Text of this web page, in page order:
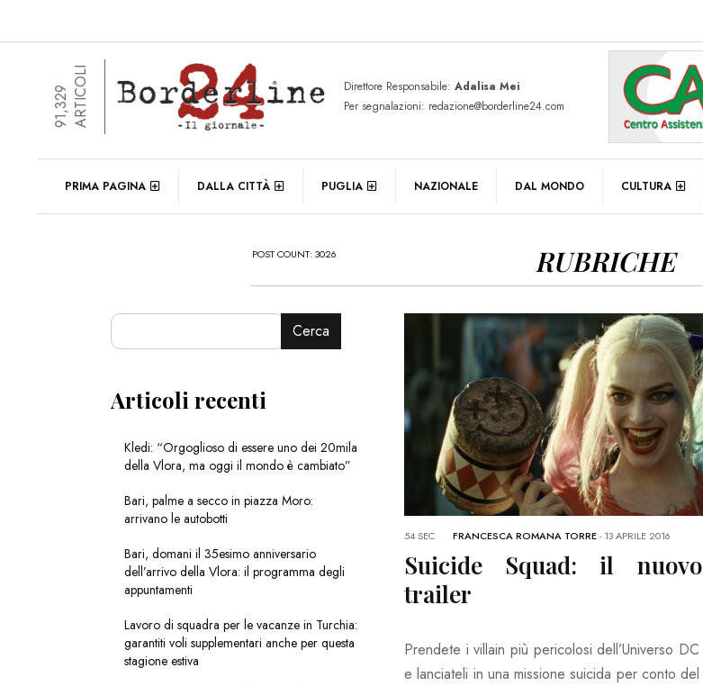
91,329ARTICOLI Direttore Responsabile: Adalisa Mei
Per segnalazioni: redazione@borderline24.com
PRIMA PAGINA DALLA CITTÀ PUGLIA NAZIONALE DAL MONDO CULTURA
POST COUNT: 3026 RUBRICHE
FRANCESCA ROMANA TORRE-13 APRILE 2016
54 SEC
Suicide Squad: il nuovo
trailer
Prendete i villain più pericolosi dell’Universo DC
e lanciateli in una missione suicida per conto del
Cerca
Articoli recenti
Kledi: “Orgoglioso di essere uno dei 20mila
della Vlora, ma oggi il mondo è cambiato”
Bari, palme a secco in piazza Moro:
arrivano le autobotti
Bari, domani il 35esimo anniversario
dell’arrivo della Vlora: il programma degli
appuntamenti
Lavoro di squadra per le vacanze in Turchia:
garantiti voli supplementari anche per questa
stagione estiva